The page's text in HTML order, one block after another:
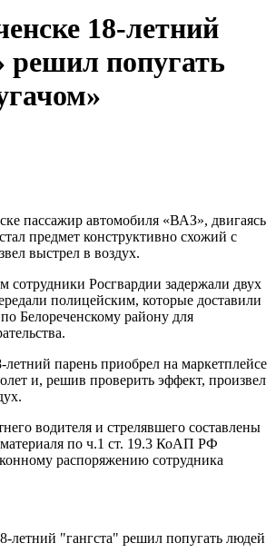
18-летний
решил попугать
пассажир автомобиля «ВАЗ», двигаясь
предмет конструктивно схожий с
выстрел в воздух.
сотрудники Росгвардии задержали двух
полицейским, которые доставили
Белореченскому району для
летний парень приобрел на маркетплейсе
и, решив проверить эффект, произвел
водителя и стрелявшего составлены
по ч.1 ст. 19.3 КоАП РФ
распоряжению сотрудника